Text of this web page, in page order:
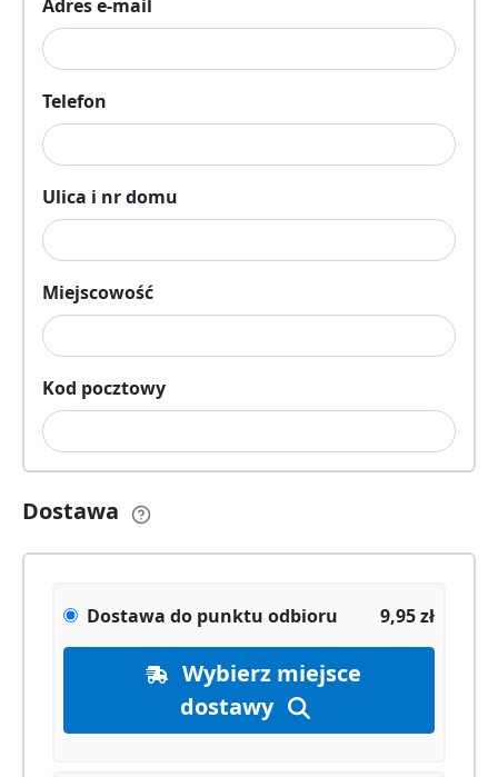
Adres e-mail
Telefon
Ulica i nr domu
Miejscowość
Kod pocztowy
Dostawa
Dostawa do punktu odbioru 9,95zł
dostawy